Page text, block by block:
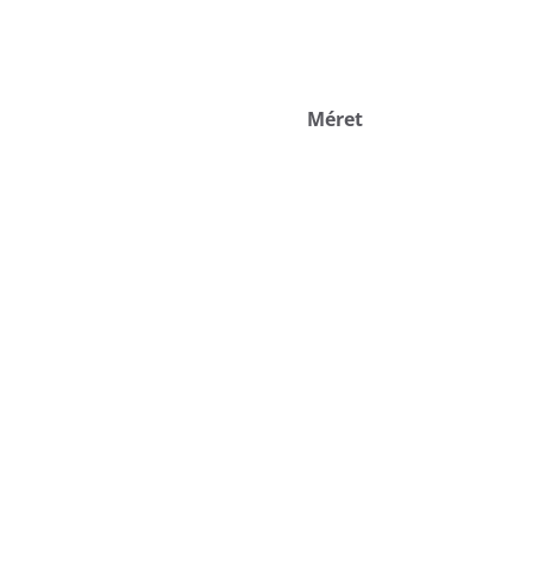
Méret